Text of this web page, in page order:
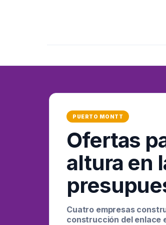
PUERTO MONTT
Ofertas
altura en
Cuatro empresas
construcción del enlace